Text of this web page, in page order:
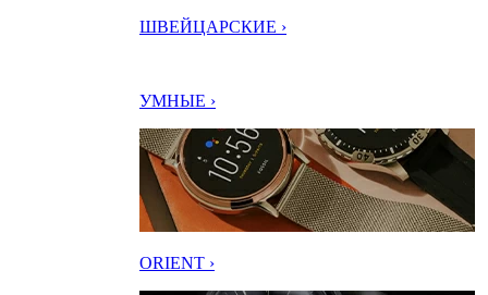
ШВЕЙЦАРСКИЕ ›
УМНЫЕ ›
ORIENT ›